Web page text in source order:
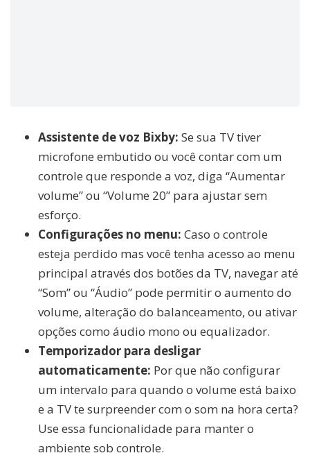
Assistente de voz Bixby: Se sua TV tiver
microfone embutido ou você contar com um
controle que responde a voz, diga “Aumentar
volume” ou “Volume 20” para ajustar sem
esforço.
Configurações no menu: Caso o controle
esteja perdido mas você tenha acesso ao menu
principal através dos botões da TV, navegar até
“Som” ou “Áudio” pode permitir o aumento do
volume, alteração do balanceamento, ou ativar
opções como áudio mono ou equalizador.
Temporizador para desligar
automaticamente: Por que não configurar
um intervalo para quando o volume está baixo
e a TV te surpreender com o som na hora certa?
Use essa funcionalidade para manter o
ambiente sob controle.